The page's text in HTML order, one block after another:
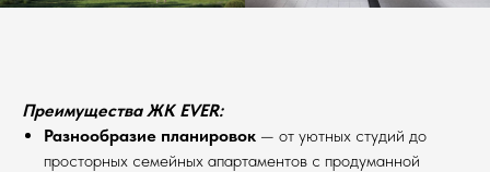
Преимущества ЖК EVER:
Разнообразие планировок — от уютных студий до
просторных семейных апартаментов с продуманной